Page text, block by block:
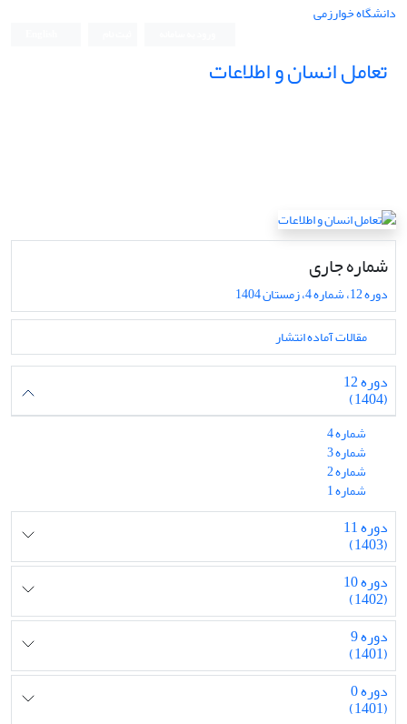
دانشگاه خوارزمی
تعامل انسان و اطلاعات
شماره جاری
دوره 12، شماره 4، زمستان 1404
مقالات آماده انتشار
دوره 12
(1404)
شماره 4
شماره 3
شماره 2
شماره 1
دوره 11
(1403)
دوره 10
(1402)
دوره 9
(1401)
دوره 0
(1401)